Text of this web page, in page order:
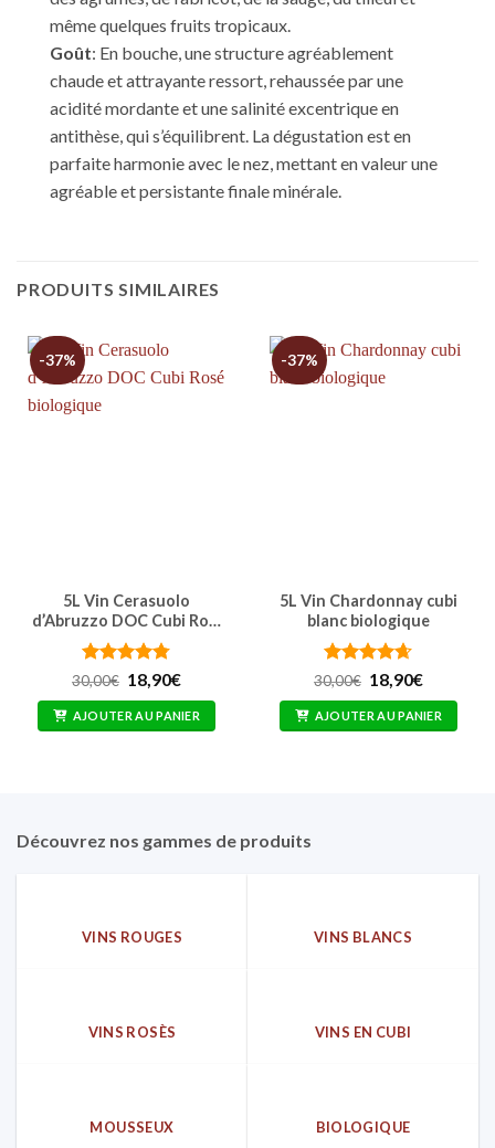
même quelques fruits tropicaux.
Goût: En bouche, une structure agréablement
chaude et attrayante ressort, rehaussée par une
acidité mordante et une salinité excentrique en
antithèse, qui s’équilibrent. La dégustation est en
parfaite harmonie avec le nez, mettant en valeur une
agréable et persistante finale minérale.
PRODUITS SIMILAIRES
-37%
5L Vin Cerasuolo
d’Abruzzo DOC Cubi Ro…
Note 4.76
30,00€ Le
prix
initial
était :
18,90€Le
actuel
est :
AJOUTER AU PANIER
-37%
5L Vin Chardonnay cubi
blanc biologique
Note 4.62
30,00€ Le
prix
initial
était :
18,90€Le
actuel
est :
AJOUTER AU PANIER
Découvrez nos gammes de produits
VINS ROUGES VINS BLANCS
VINS ROSÈS VINS EN CUBI
MOUSSEUX BIOLOGIQUE